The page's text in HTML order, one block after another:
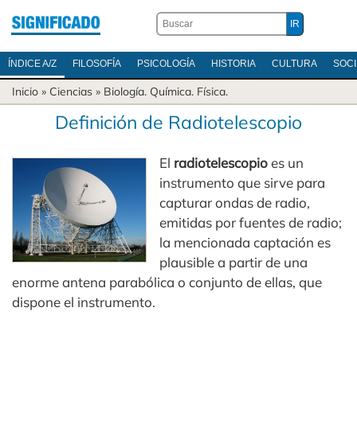
ÍNDICE A/Z FILOSOFÍA PSICOLOGÍA HISTORIA CULTURA
Inicio » Ciencias » Biología. Química. Física.
Definición de Radiotelescopio
El radiotelescopioes un
instrumento que sirve para
capturar ondas de radio,
emitidas por fuentes de radio;
la mencionada captación es
plausible a partir de una
enorme antena parabólica o conjunto de ellas, que
dispone el instrumento.